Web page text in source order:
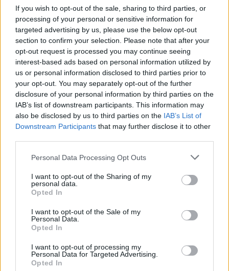
If you wish to opt-out of the sale, sharing to third parties, or
processing of your personal or sensitive information for
targeted advertising by us, please use the below opt-out
section to confirm your selection. Please note that after your
opt-out request is processed you may continue seeing
interest-based ads based on personal information utilized by
us or personal information disclosed to third parties prior to
your opt-out. You may separately opt-out of the further
disclosure of your personal information by third parties on the
IAB’s list of downstream participants. This information may
also be disclosed by us to third parties on the IAB’s List of
Downstream Participants that may further disclose it to other
Please note that this website/app uses one or more Google
not limited to your visit or usage behaviour. You may click to
grant or deny consent to Google and its third-party tags to
use your data for below specified purposes in below Google
consent section.
Personal Data Processing Opt Outs
I want to opt-out of the Sharing of my
personal data.
Opted In
I want to opt-out of the Sale of my
Personal Data.
Opted In
I want to opt-out of processing my
Personal Data for Targeted Advertising.
Opted In
MAGYAR ÉPÍTŐK
Útépítés
M1 bővítés: már zajlik a teljesen új Bicske Kelet
csomópont építése
Tizenegy meglévő csomópontot korszerűsít és négy új,
különszintű csomópontot hoz létre az MKIF az M1-es
bővítésénél.
Új gyalogosátkelők és jelzőlámpás